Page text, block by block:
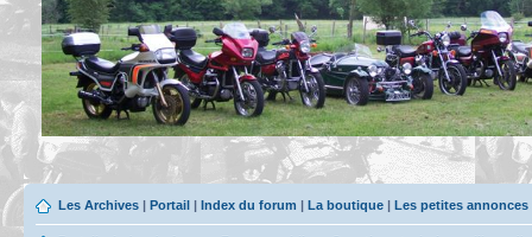
Les Archives | Portail | Index du forum | La boutique | Les petites